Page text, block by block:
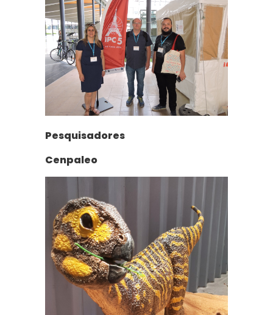
Pesquisadores
Cenpaleo